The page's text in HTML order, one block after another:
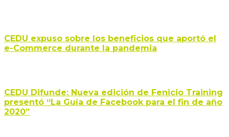
CEDU expuso sobre los beneficios que aportó el
e-Commerce durante la pandemia
CEDU Difunde: Nueva edición de Fenicio Training
presentó “La Guía de Facebook para el fin de año
2020”